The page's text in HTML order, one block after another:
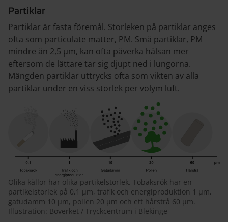
Partiklar
Partiklar är fasta föremål. Storleken på partiklar anges
ofta som particulate matter, PM. Små partiklar, PM
mindre än 2,5 µm, kan ofta påverka hälsan mer
eftersom de lättare tar sig djupt ned i lungorna.
Mängden partiklar uttrycks ofta som vikten av alla
partiklar under en viss storlek per volym luft.
Olika källor har olika partikelstorlek. Tobaksrök har en
partikelstorlek på 0,1 µm, trafik och energiproduktion 1 µm,
gatudamm 10 µm, pollen 20 µm och ett hårstrå 60 µm.
Illustration: Boverket / Tryckcentrum i Blekinge